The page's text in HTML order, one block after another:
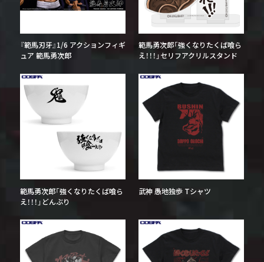
『範馬刃牙』1/6 アクションフィギ
ュア 範馬勇次郎
範馬勇次郎「強くなりたくば喰ら
え！！！」セリフアクリルスタンド
範馬勇次郎「強くなりたくば喰ら
え！！！」どんぶり
武神 愚地独歩 Tシャツ